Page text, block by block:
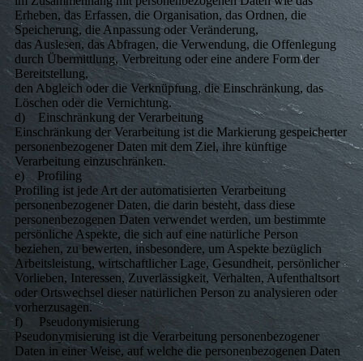
Erheben, das Erfassen, die Organisation, das Ordnen, die
Speicherung, die Anpassung oder Veränderung,
das Auslesen, das Abfragen, die Verwendung, die Offenlegung
durch Übermittlung, Verbreitung oder eine andere Form der
Bereitstellung,
den Abgleich oder die Verknüpfung, die Einschränkung, das
Löschen oder die Vernichtung.
d) Einschränkung der Verarbeitung
Einschränkung der Verarbeitung ist die Markierung gespeicherter
personenbezogener Daten mit dem Ziel, ihre künftige
Verarbeitung einzuschränken.
e) Profiling
Profiling ist jede Art der automatisierten Verarbeitung
personenbezogener Daten, die darin besteht, dass diese
personenbezogenen Daten verwendet werden, um bestimmte
persönliche Aspekte, die sich auf eine natürliche Person
beziehen, zu bewerten, insbesondere, um Aspekte bezüglich
Arbeitsleistung, wirtschaftlicher Lage, Gesundheit, persönlicher
Vorlieben, Interessen, Zuverlässigkeit, Verhalten, Aufenthaltsort
oder Ortswechsel dieser natürlichen Person zu analysieren oder
vorherzusagen.
f) Pseudonymisierung
Pseudonymisierung ist die Verarbeitung personenbezogener
Daten in einer Weise, auf welche die personenbezogenen Daten